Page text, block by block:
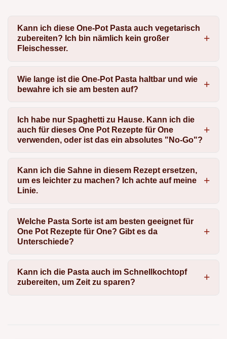
Kann ich diese One-Pot Pasta auch vegetarisch
zubereiten? Ich bin nämlich kein großer
Fleischesser.
Wie lange ist die One-Pot Pasta haltbar und wie
bewahre ich sie am besten auf?
Ich habe nur Spaghetti zu Hause. Kann ich die
auch für dieses One Pot Rezepte für One
verwenden, oder ist das ein absolutes "No-Go"?
Kann ich die Sahne in diesem Rezept ersetzen,
um es leichter zu machen? Ich achte auf meine
Linie.
Welche Pasta Sorte ist am besten geeignet für
One Pot Rezepte für One? Gibt es da
Unterschiede?
Kann ich die Pasta auch im Schnellkochtopf
zubereiten, um Zeit zu sparen?